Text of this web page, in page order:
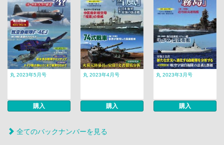
丸 2023年5月号
購入
丸 2023年4月号
購入
丸 2023年3月号
購入
全てのバックナンバーを見る